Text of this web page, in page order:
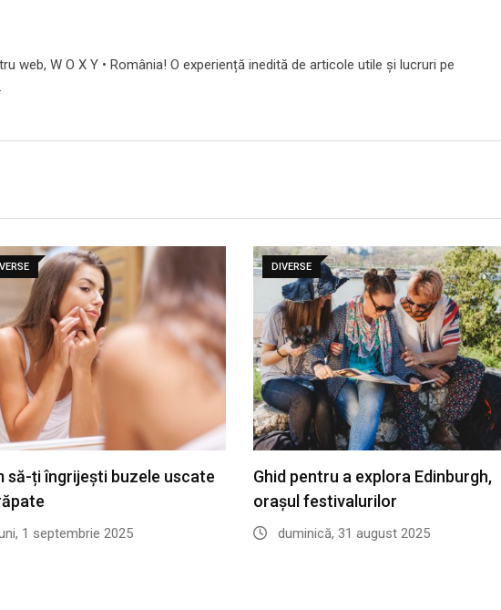
web, W O X Y • România! O experiență inedită de articole utile și lucruri pe
să-ți îngrijești buzele uscate
1 septembrie 2025
DIVERSE
Ghid pentru a explora Edinburgh,
orașul festivalurilor
duminică, 31 august 2025